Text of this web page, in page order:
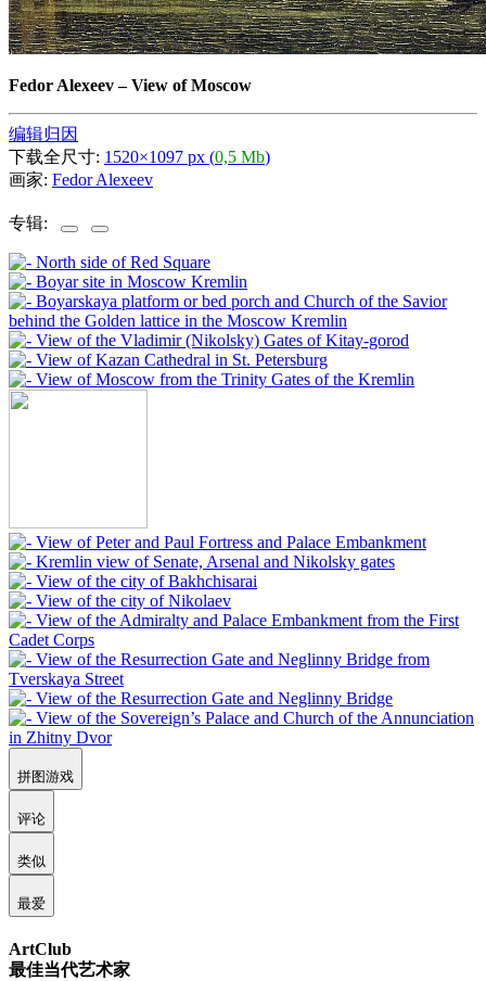
Fedor Alexeev–View of Moscow
编辑归因
下载全尺寸: 1520×1097 px (0,5 Mb)
画家: Fedor Alexeev
专辑:
拼图游戏
评论
类似
最爱
ArtClub
最佳当代艺术家